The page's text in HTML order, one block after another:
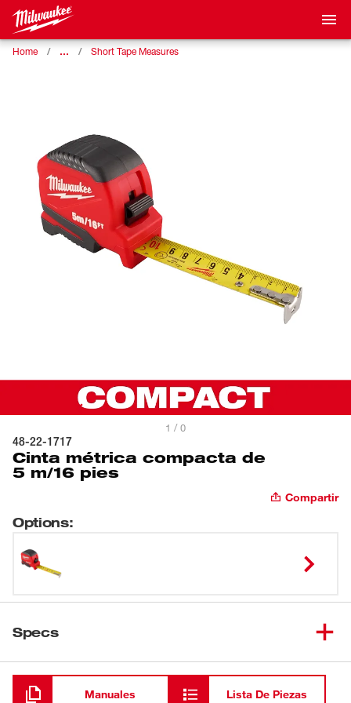
Home … Short Tape Measures
1 / 0
48-22-1717
Cinta métrica compacta de
5 m/16 pies
Compartir
Options:
Specs
Cargando
Manuales Lista De Piezas